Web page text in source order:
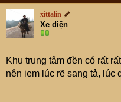
xittalin
Xe điện
Khu trung tâm đền có rất
nên iem lúc rẽ sang tả,